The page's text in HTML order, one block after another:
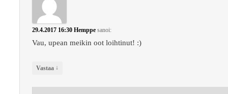
29.4.2017 16:30 Hemppe sanoi:
Vau, upean meikin oot loihtinut! :)
Vastaa ↓